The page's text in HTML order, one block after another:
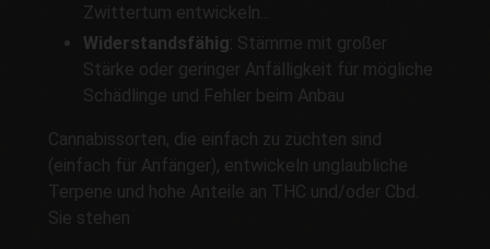
Zwittertum entwickeln...
Widerstandsfähig : Stämme mit großer
Stärke oder geringer Anfälligkeit für mögliche
Schädlinge und Fehler beim Anbau
Cannabissorten, die einfach zu züchten sind
(einfach für Anfänger), entwickeln unglaubliche
Terpene und hohe Anteile an THC und/oder Cbd.
Sie stehen